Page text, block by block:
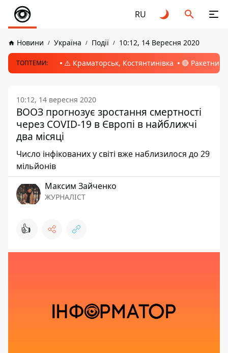
RU
Новини Україна Події 10:12, 14 Вересня 2020
ТОПТЕМИ: ⚠️ Краматорськ, Костянтинівка 🔴 Ракетний
10:12, 14 вересня 2020
ВООЗ прогнозує зростання смертності
через COVID-19 в Європі в найближчі
два місяці
Число інфікованих у світі вже наблизилося до 29
мільйонів
Максим Зайченко
ЖУРНАЛІСТ
👍